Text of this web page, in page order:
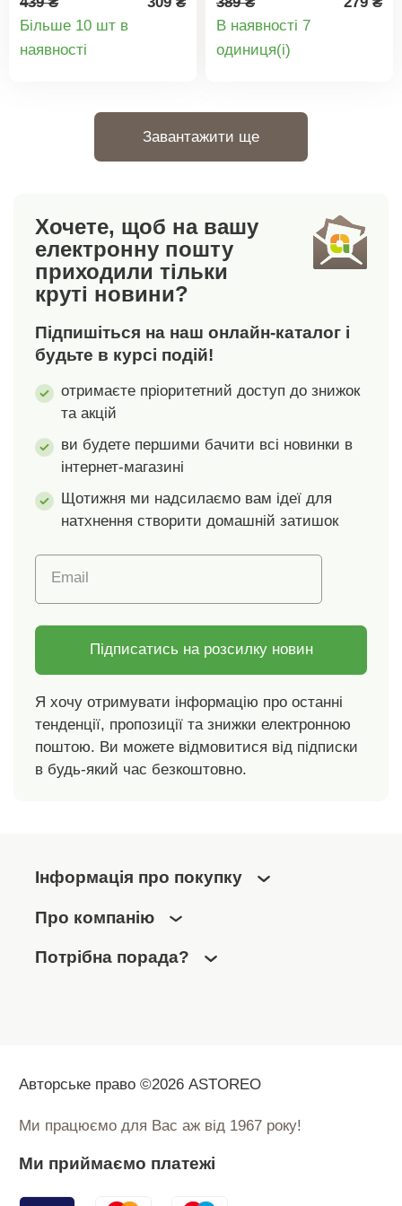
більше цих елегантних
Ø 8 см, висота 10 см.
Більше 10 шт в
наявності
кавової перерви. Ви
тільки у нас.
В наявності 7
oдиниця(і)
Завантажити ще
Хочете, щоб на вашу
електронну пошту
приходили тільки
круті новини?
Підпишіться на наш онлайн-каталог і
будьте в курсі подій!
отримаєте пріоритетний доступ до знижок
та акцій
ви будете першими бачити всі новинки в
інтернет-магазині
Щотижня ми надсилаємо вам ідеї для
натхнення створити домашній затишок
Email
Підписатись на розсилку новин
Я хочу отримувати інформацію про останні
тенденції, пропозиції та знижки електронною
поштою. Ви можете відмовитися від підписки
в будь-який час безкоштовно.
Інформація про покупку
Про компанію
Потрібна порада?
Авторське право ©2026 ASTOREO
Ми працюємо для Вас аж від 1967 року!
Ми приймаємо платежі